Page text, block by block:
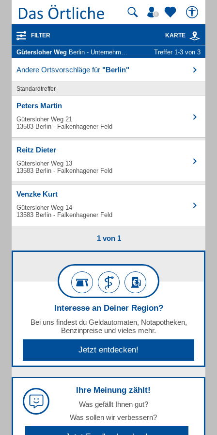
FILTER KARTE
Gütersloher Weg Berlin - Unternehmen und Personen Treffer 1-3 von 3
Andere Ortsvorschläge für "Berlin"
Standardtreffer
Peters Martin
Gütersloher Weg 21
13583 Berlin - Falkenhagener Feld
Reitz Dieter
Gütersloher Weg 13
13583 Berlin - Falkenhagener Feld
Venzke Kurt
Gütersloher Weg 14
13583 Berlin - Falkenhagener Feld
1 von 1
Interesse an Deiner Region?
Bei uns findest du Geldautomaten, Notapotheken,
Benzinpreise und vieles mehr.
Jetzt entdecken!
Ihre Meinung zählt!
Was gefällt Ihnen gut?
Was sollen wir verbessern?